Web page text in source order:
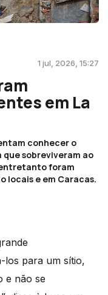
1 jul, 2026, 15:27
em La
conhecer o
que sobreviveram ao
entretanto foram
locais e em Caracas.
los para um sítio,
e não se